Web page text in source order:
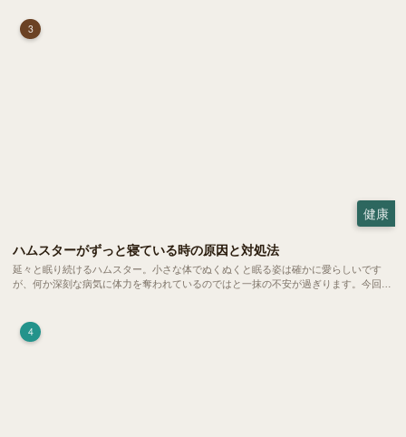
3
健康
ハムスターがずっと寝ている時の原因と対処法
延々と眠り続けるハムスター。小さな体でぬくぬくと眠る姿は確かに愛らしいです
が、何か深刻な病気に体力を奪われているのではと一抹の不安が過ぎります。今回
4